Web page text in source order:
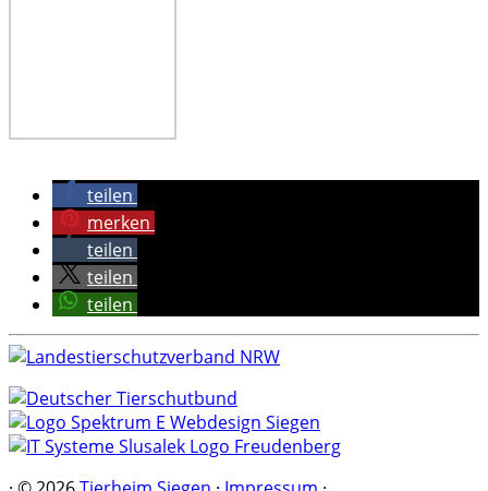
teilen
merken
teilen
teilen
teilen